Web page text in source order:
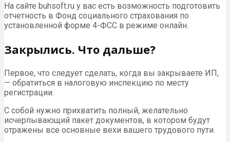
На сайте buhsoft.ru у вас есть возможность подготовить
отчетность в Фонд социального страхования по
установленной форме 4-ФСС в режиме онлайн.
Закрылись. Что дальше?
Первое, что следует сделать, когда вы закрываете ИП,
— обратиться в налоговую инспекцию по месту
регистрации.
С собой нужно прихватить полный, желательно
исчерпывающий пакет документов, в котором будут
отражены все основные вехи вашего трудового пути.